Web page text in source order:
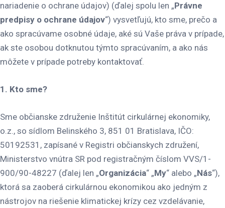
nariadenie o ochrane údajov) (ďalej spolu len „Právne
predpisy o ochrane údajov“) vysvetľujú, kto sme, prečo a
ako spracúvame osobné údaje, aké sú Vaše práva v prípade,
ak ste osobou dotknutou týmto spracúvaním, a ako nás
môžete v prípade potreby kontaktovať.
1. Kto sme?
Sme občianske združenie Inštitút cirkulárnej ekonomiky,
o.z., so sídlom Belinského 3, 851 01 Bratislava, IČO:
50192531, zapísané v Registri občianskych združení,
Ministerstvo vnútra SR pod registračným číslom VVS/1-
900/90-48227 (ďalej len „Organizácia“ „My“ alebo „Nás“),
ktorá sa zaoberá cirkulárnou ekonomikou ako jedným z
nástrojov na riešenie klimatickej krízy cez vzdelávanie,